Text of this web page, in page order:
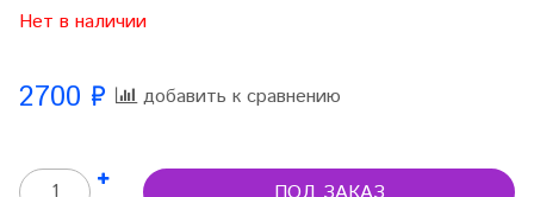
Нет в наличии
2700 ₽ добавить к сравнению